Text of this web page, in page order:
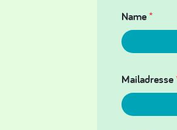
Name*
Mailadresse